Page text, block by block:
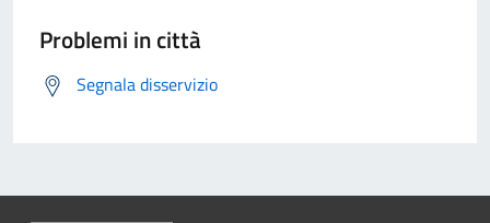
Problemi in città
Segnala disservizio